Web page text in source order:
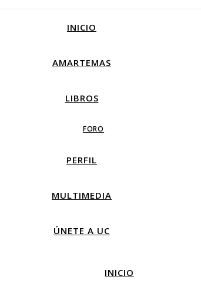
INICIO
AMARTEMAS
LIBROS
FORO
PERFIL
MULTIMEDIA
ÚNETE A UC
INICIO